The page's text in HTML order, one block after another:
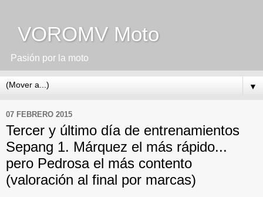
VOROMV Moto
Pasión por la moto
▼
07 FEBRERO 2015
Tercer y último día de entrenamientos
Sepang 1. Márquez el más rápido...
pero Pedrosa el más contento
(valoración al final por marcas)